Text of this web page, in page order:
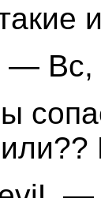
— Вс,